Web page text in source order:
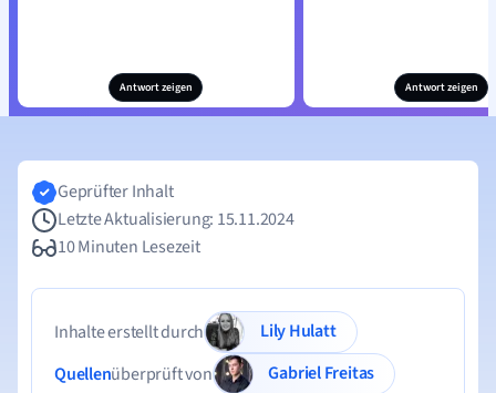
Antwort zeigen Antwort zeigen
Geprüfter Inhalt
Letzte Aktualisierung: 15.11.2024
10 Minuten Lesezeit
Inhalte erstellt durch
Lily Hulatt
Quellenüberprüft von
Gabriel Freitas